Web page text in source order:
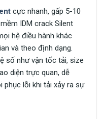
cực nhanh, gấp 5-10
IDM crack Silent
hệ điều hành khác
và theo định dạng.
số như vận tốc tải, size
diện trực quan, dễ
phục lỗi khi tải xảy ra sự